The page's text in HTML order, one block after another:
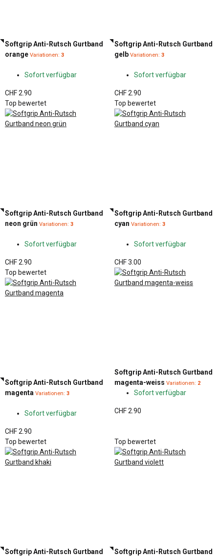
Softgrip Anti-Rutsch Gurtband
orange Variationen: 3
Sofort verfügbar
CHF 2.90
Softgrip Anti-Rutsch Gurtband
gelb Variationen: 3
Sofort verfügbar
CHF 2.90
Top bewertet
Softgrip Anti-Rutsch Gurtband
neon grün Variationen: 3
Sofort verfügbar
CHF 2.90
Top bewertet
Softgrip Anti-Rutsch Gurtband
cyan Variationen: 3
Sofort verfügbar
CHF 3.00
Top bewertet
Softgrip Anti-Rutsch Gurtband
magenta Variationen: 3
Sofort verfügbar
CHF 2.90
Softgrip Anti-Rutsch Gurtband
magenta-weiss Variationen: 2
Sofort verfügbar
CHF 2.90
Top bewertet
Softgrip Anti-Rutsch Gurtband
Top bewertet
Softgrip Anti-Rutsch Gurtband